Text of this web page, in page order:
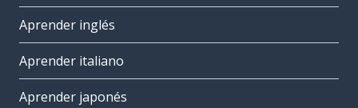
Aprender inglés
Aprender italiano
Aprender japonés